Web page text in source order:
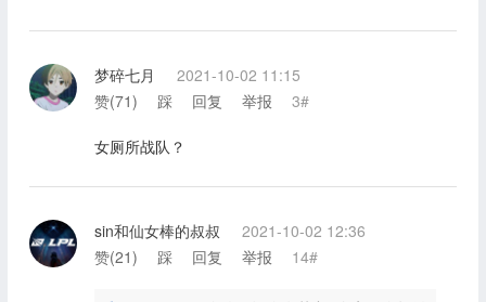
梦碎七月
2021-10-02 11:15
赞(71) 踩 回复 举报 3#
女厕所战队？
sin和仙女棒的叔叔
2021-10-02 12:36
赞(21) 踩 回复 举报 14#